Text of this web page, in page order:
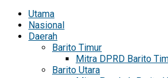
Utama
Nasional
Daerah
Barito Timur
Mitra DPRD Barito
Barito Utara